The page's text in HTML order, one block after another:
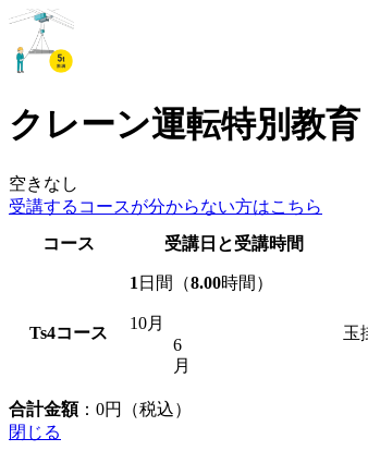
クレーン運転特別教育
空きなし
受講するコースが分からない方はこちら
コース
受講日と受講時間
Ts4コース
1 日間（8.00時間）
10月
6
月
玉
合計金額： 0円（税込）
閉じる